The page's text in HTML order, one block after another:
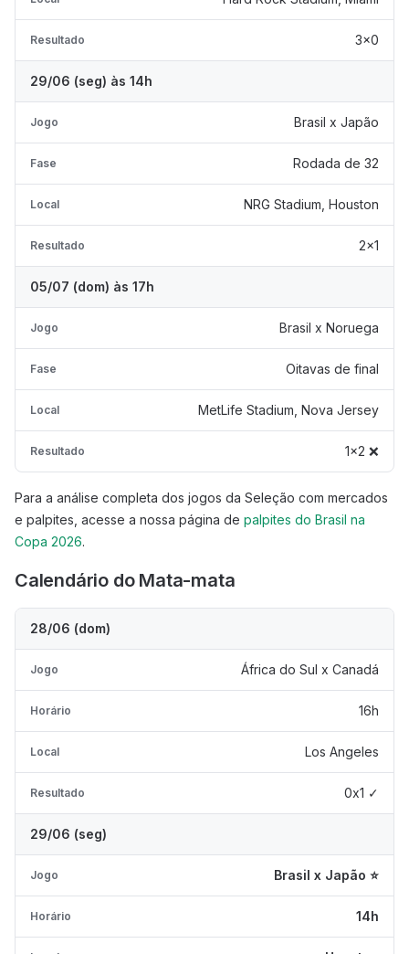
Resultado 3x0
29/06 (seg) às 14h
Jogo Brasil x Japão
Fase Rodada de 32
Local NRG Stadium, Houston
Resultado 2x1
05/07 (dom) às 17h
Jogo Brasil x Noruega
Fase Oitavas de final
Local MetLife Stadium, Nova Jersey
Resultado 1x2 ❌
Para a análise completa dos jogos da Seleção com mercados
e palpites, acesse a nossa página de palpites do Brasil na
Copa 2026.
Calendário do Mata-mata
28/06 (dom)
Jogo África do Sul x Canadá
Horário 16h
Local Los Angeles
Resultado 0x1 ✓
29/06 (seg)
Jogo Brasil x Japão ⭐
Horário 14h